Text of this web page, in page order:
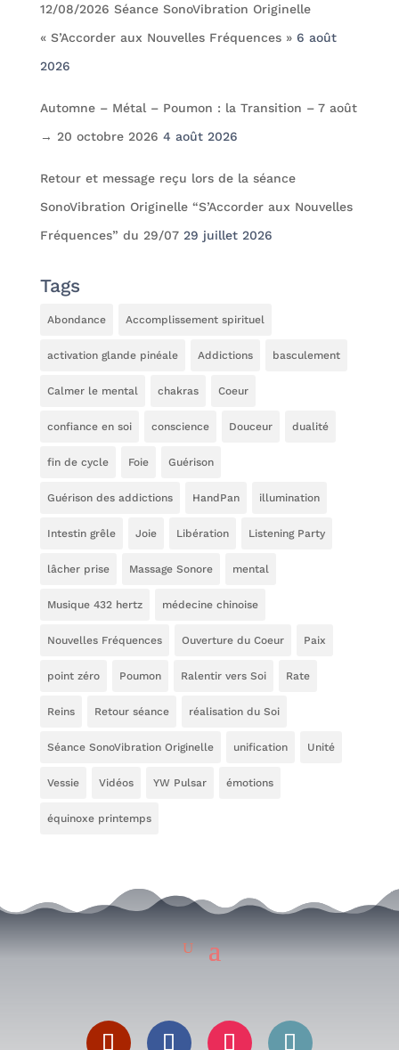
12/08/2026 Séance SonoVibration Originelle
« S’Accorder aux Nouvelles Fréquences » 6 août
2026
Automne – Métal – Poumon : la Transition – 7 août
→ 20 octobre 2026 4 août 2026
Retour et message reçu lors de la séance
SonoVibration Originelle “S’Accorder aux Nouvelles
Fréquences” du 29/07 29 juillet 2026
Tags
Abondance Accomplissement spirituel
activation glande pinéale Addictions basculement
Calmer le mental chakras Coeur
confiance en soi conscience Douceur dualité
fin de cycle Foie Guérison
Guérison des addictions HandPan illumination
Intestin grêle Joie Libération Listening Party
lâcher prise Massage Sonore mental
Musique 432 hertz médecine chinoise
Nouvelles Fréquences Ouverture du Coeur Paix
point zéro Poumon Ralentir vers Soi Rate
Reins Retour séance réalisation du Soi
Séance SonoVibration Originelle unification Unité
Vessie Vidéos YW Pulsar émotions
équinoxe printemps